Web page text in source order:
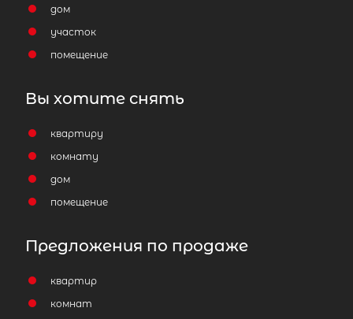
дом
участок
помещение
Вы хотите снять
квартиру
комнату
дом
помещение
Предложения по продаже
квартир
комнат